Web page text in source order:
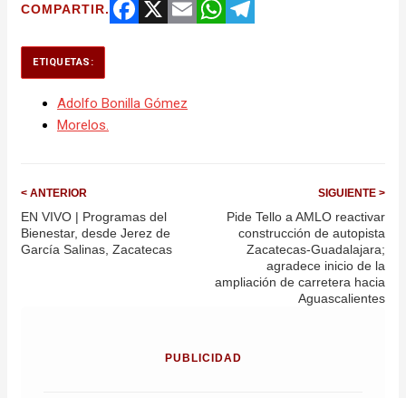
COMPARTIR.
ETIQUETAS:
Adolfo Bonilla Gómez
Morelos.
< ANTERIOR
EN VIVO | Programas del
Bienestar, desde Jerez de
García Salinas, Zacatecas
SIGUIENTE >
Pide Tello a AMLO reactivar
construcción de autopista
Zacatecas-Guadalajara;
agradece inicio de la
ampliación de carretera hacia
Aguascalientes
PUBLICIDAD